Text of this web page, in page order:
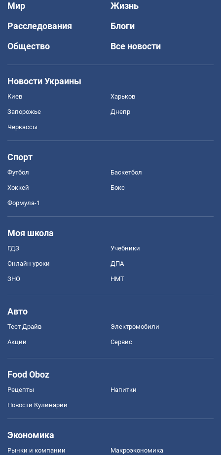
Мир
Жизнь
Расследования
Блоги
Общество
Все новости
Новости Украины
Киев Харьков
Запорожье Днепр
Черкассы
Спорт
Футбол Баскетбол
Хоккей Бокс
Формула-1
Моя школа
ГДЗ Учебники
Онлайн уроки ДПА
ЗНО НМТ
Авто
Тест Драйв Электромобили
Акции Сервис
Food Oboz
Рецепты Напитки
Новости Кулинарии
Экономика
Рынки и компании Mакроэкономика